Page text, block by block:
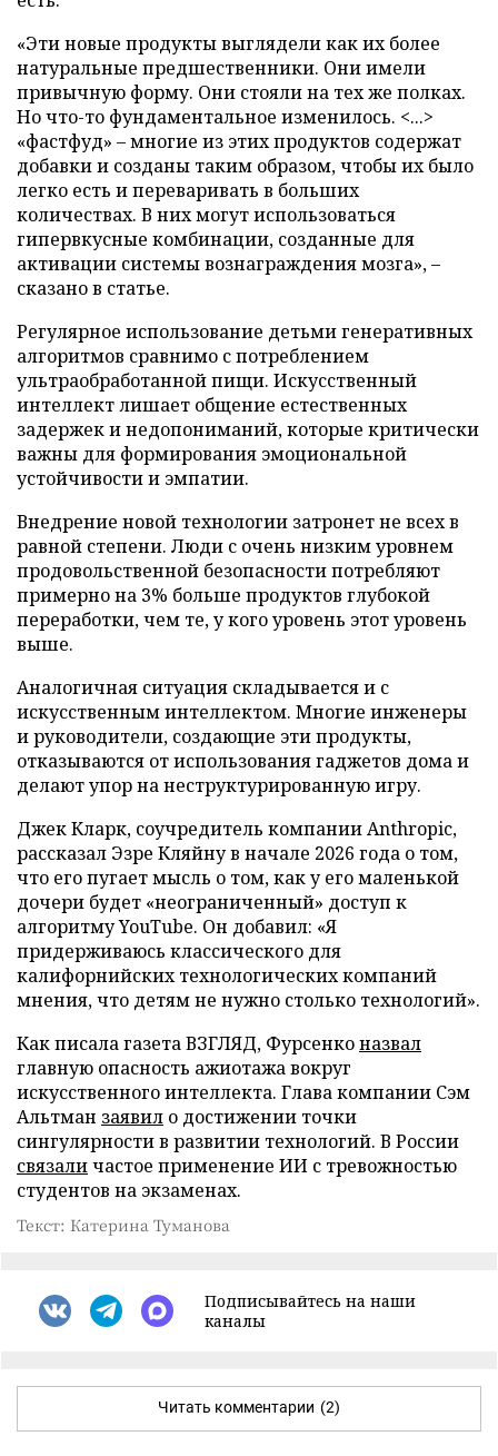
«Эти новые продукты выглядели как их более
натуральные предшественники. Они имели
привычную форму. Они стояли на тех же полках.
Но что-то фундаментальное изменилось. <...>
«фастфуд» – многие из этих продуктов содержат
добавки и созданы таким образом, чтобы их было
легко есть и переваривать в больших
количествах. В них могут использоваться
гипервкусные комбинации, созданные для
активации системы вознаграждения мозга», –
сказано в статье.
Регулярное использование детьми генеративных
алгоритмов сравнимо с потреблением
ультраобработанной пищи. Искусственный
интеллект лишает общение естественных
задержек и недопониманий, которые критически
важны для формирования эмоциональной
устойчивости и эмпатии.
Внедрение новой технологии затронет не всех в
равной степени. Люди с очень низким уровнем
продовольственной безопасности потребляют
примерно на 3% больше продуктов глубокой
переработки, чем те, у кого уровень этот уровень
выше.
Аналогичная ситуация складывается и с
искусственным интеллектом. Многие инженеры
и руководители, создающие эти продукты,
отказываются от использования гаджетов дома и
делают упор на неструктурированную игру.
Джек Кларк, соучредитель компании Anthropic,
рассказал Эзре Кляйну в начале 2026 года о том,
что его пугает мысль о том, как у его маленькой
дочери будет «неограниченный» доступ к
алгоритму YouTube. Он добавил: «Я
придерживаюсь классического для
калифорнийских технологических компаний
мнения, что детям не нужно столько технологий».
Как писала газета ВЗГЛЯД, Фурсенконазвал
главную опасность ажиотажа вокруг
искусственного интеллекта. Глава компании Сэм
Альтман заявил о достижении точки
сингулярности в развитии технологий. В России
связаличастое применение ИИ с тревожностью
студентов на экзаменах.
Текст: Катерина Туманова
Подписывайтесь на наши
каналы
Читать комментарии (2)